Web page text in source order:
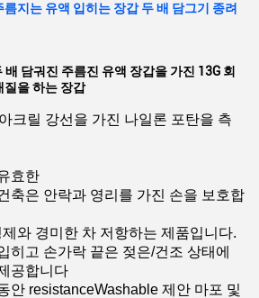
지는 유액 입히는 장갑 두 배 담그기 종려
담궈진 주름진 유액 장갑을 가진 13G 회
질을 하는 장갑
크릴 강선을 가진 나일론 포탄을 측
효한
축은 안락과 영리를 가진 손을 보호합
와 경미한 차 저항하는 제품입니다.
히고 손가락 끝은 젖은/건조 상태에
공합니다
안 resistanceWashable 제안 마포 및